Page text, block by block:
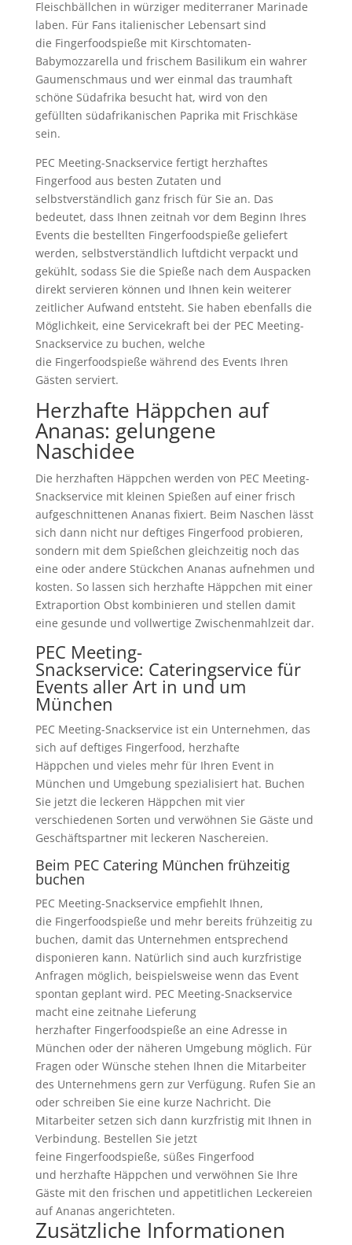
Fleischbällchen in würziger mediterraner Marinade
laben. Für Fans italienischer Lebensart sind
die Fingerfoodspieße mit Kirschtomaten-
Babymozzarella und frischem Basilikum ein wahrer
Gaumenschmaus und wer einmal das traumhaft
schöne Südafrika besucht hat, wird von den
gefüllten südafrikanischen Paprika mit Frischkäse
sein.
PEC Meeting-Snackservice fertigt herzhaftes
Fingerfood aus besten Zutaten und
selbstverständlich ganz frisch für Sie an. Das
bedeutet, dass Ihnen zeitnah vor dem Beginn Ihres
Events die bestellten Fingerfoodspieße geliefert
werden, selbstverständlich luftdicht verpackt und
gekühlt, sodass Sie die Spieße nach dem Auspacken
direkt servieren können und Ihnen kein weiterer
zeitlicher Aufwand entsteht. Sie haben ebenfalls die
Möglichkeit, eine Servicekraft bei der PEC Meeting-
Snackservice zu buchen, welche
die Fingerfoodspieße während des Events Ihren
Gästen serviert.
Herzhafte Häppchen auf
Ananas: gelungene
Naschidee
Die herzhaften Häppchen werden von PEC Meeting-
Snackservice mit kleinen Spießen auf einer frisch
aufgeschnittenen Ananas fixiert. Beim Naschen lässt
sich dann nicht nur deftiges Fingerfood probieren,
sondern mit dem Spießchen gleichzeitig noch das
eine oder andere Stückchen Ananas aufnehmen und
kosten. So lassen sich herzhafte Häppchen mit einer
Extraportion Obst kombinieren und stellen damit
eine gesunde und vollwertige Zwischenmahlzeit dar.
PEC Meeting-
Snackservice: Cateringservice für
Events aller Art in und um
München
PEC Meeting-Snackservice ist ein Unternehmen, das
sich auf deftiges Fingerfood, herzhafte
Häppchen und vieles mehr für Ihren Event in
München und Umgebung spezialisiert hat. Buchen
Sie jetzt die leckeren Häppchen mit vier
verschiedenen Sorten und verwöhnen Sie Gäste und
Geschäftspartner mit leckeren Naschereien.
Beim PEC Catering München frühzeitig
buchen
PEC Meeting-Snackservice empfiehlt Ihnen,
die Fingerfoodspieße und mehr bereits frühzeitig zu
buchen, damit das Unternehmen entsprechend
disponieren kann. Natürlich sind auch kurzfristige
Anfragen möglich, beispielsweise wenn das Event
spontan geplant wird. PEC Meeting-Snackservice
macht eine zeitnahe Lieferung
herzhafter Fingerfoodspieße an eine Adresse in
München oder der näheren Umgebung möglich. Für
Fragen oder Wünsche stehen Ihnen die Mitarbeiter
des Unternehmens gern zur Verfügung. Rufen Sie an
oder schreiben Sie eine kurze Nachricht. Die
Mitarbeiter setzen sich dann kurzfristig mit Ihnen in
Verbindung. Bestellen Sie jetzt
feine Fingerfoodspieße, süßes Fingerfood
und herzhafte Häppchen und verwöhnen Sie Ihre
Gäste mit den frischen und appetitlichen Leckereien
auf Ananas angerichteten.
Zusätzliche Informationen